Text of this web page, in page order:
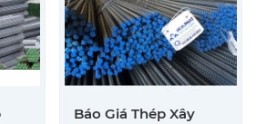
Báo Giá Thép Xây